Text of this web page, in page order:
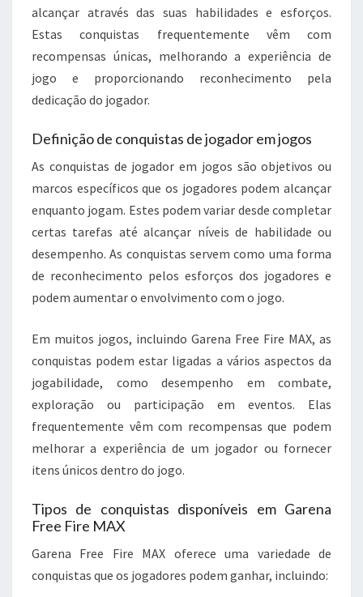
alcançar através das suas habilidades e esforços.
Estas conquistas frequentemente vêm com
recompensas únicas, melhorando a experiência de
jogo e proporcionando reconhecimento pela
dedicação do jogador.
Definição de conquistas de jogador em jogos
As conquistas de jogador em jogos são objetivos ou
marcos específicos que os jogadores podem alcançar
enquanto jogam. Estes podem variar desde completar
certas tarefas até alcançar níveis de habilidade ou
desempenho. As conquistas servem como uma forma
de reconhecimento pelos esforços dos jogadores e
podem aumentar o envolvimento com o jogo.
Em muitos jogos, incluindo Garena Free Fire MAX, as
conquistas podem estar ligadas a vários aspectos da
jogabilidade, como desempenho em combate,
exploração ou participação em eventos. Elas
frequentemente vêm com recompensas que podem
melhorar a experiência de um jogador ou fornecer
itens únicos dentro do jogo.
Tipos de conquistas disponíveis em Garena
Free Fire MAX
Garena Free Fire MAX oferece uma variedade de
conquistas que os jogadores podem ganhar, incluindo: